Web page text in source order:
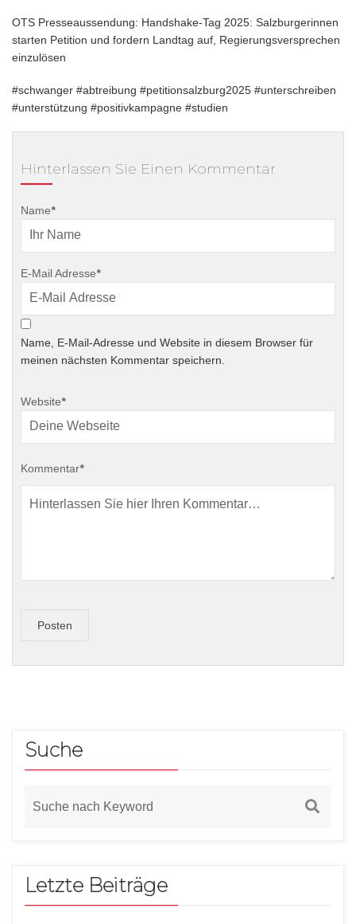
OTS Presseaussendung: Handshake-Tag 2025: Salzburgerinnen
starten Petition und fordern Landtag auf, Regierungsversprechen
einzulösen
#schwanger #abtreibung #petitionsalzburg2025 #unterschreiben
#unterstützung #positivkampagne #studien
Hinterlassen Sie Einen Kommentar
Name*
E-Mail Adresse*
Name, E-Mail-Adresse und Website in diesem Browser für
meinen nächsten Kommentar speichern.
Website*
Kommentar*
Posten
Suche
Letzte Beiträge